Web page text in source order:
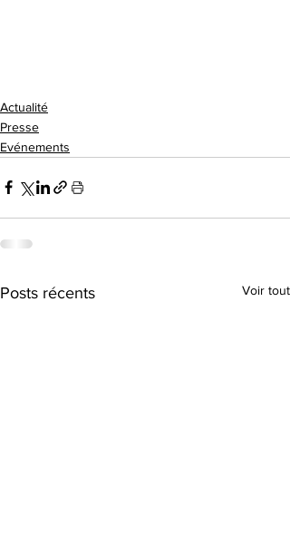
Actualité
Presse
Evénements
Posts récents Voir tout